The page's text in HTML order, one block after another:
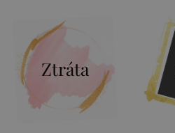
Ztráta